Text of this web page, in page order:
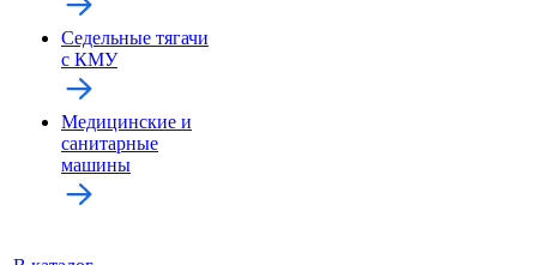
Седельные тягачи
с КМУ
Медицинские и
санитарные
машины